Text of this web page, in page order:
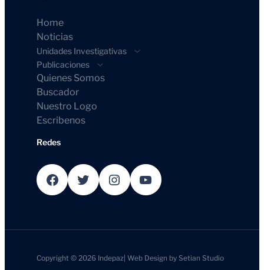
Home
Noticias
Unidades Investigativas
Publicaciones
Quienes Somos
Buscador
Nuestro Logo
Escribenos
Redes
Facebook Twitter Instagram YouTube
Copyright © 2026 Indepaz |Web Design bySetian Studio